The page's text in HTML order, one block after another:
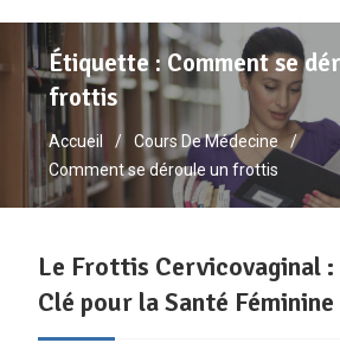
Étiquette : Comment se
frottis
Accueil
Cours De Médecine
Comment se déroule un frottis
Le Frottis Cervicovaginal :
Clé pour la Santé Féminine